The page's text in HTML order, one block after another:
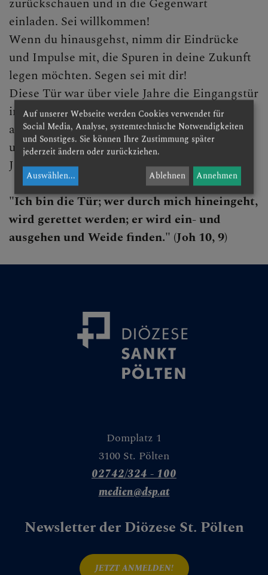
Jugendliche in der Kirche
Lange Nacht der Kirchen
Dom & Hl. Hippolyt
Kirchen- & Denkmalpflege
Lesefreude
Exerzitien
Seelische Gesundheit
Bibelgarten
Ölbaum
Palme
Weinstock
Weizen & Gerste
Weg
Leseplatz
Spiegel
Zelt
Mauer
zurückschauen und in die Gegenwart
einladen. Sei willkommen!
Wenn du hinausgehst, nimm dir Eindrücke
und Impulse mit, die Spuren in deine Zukunft
legen möchten. Segen sei mit dir!
Diese Tür war über viele Jahre die Eingangstür
in die Kirche von Zwentendorf. Hier will sie
als offene Tür einladen in die Welt der Bibel
und die Bibel offen halten für die Welt.
Jesus sagt von sich:
"Ich bin die Tür; wer durch mich hineingeht,
wird gerettet werden; er wird ein- und
ausgehen und Weide finden." (Joh 10, 9)
Domplatz 1
3100 St. Pölten
02742/324 - 100
medien@dsp.at
Newsletter der Diözese St. Pölten
JETZT ANMELDEN!
Auf unserer Webseite werden Cookies verwendet für
Social Media, Analyse, systemtechnische Notwendigkeiten
und Sonstiges. Sie können Ihre Zustimmung später
jederzeit ändern oder zurückziehen.
Auswählen... Ablehnen Annehmen